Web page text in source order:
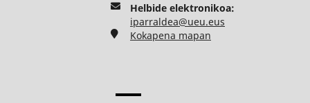
Helbide elektronikoa:
iparraldea@ueu.eus
Kokapena mapan